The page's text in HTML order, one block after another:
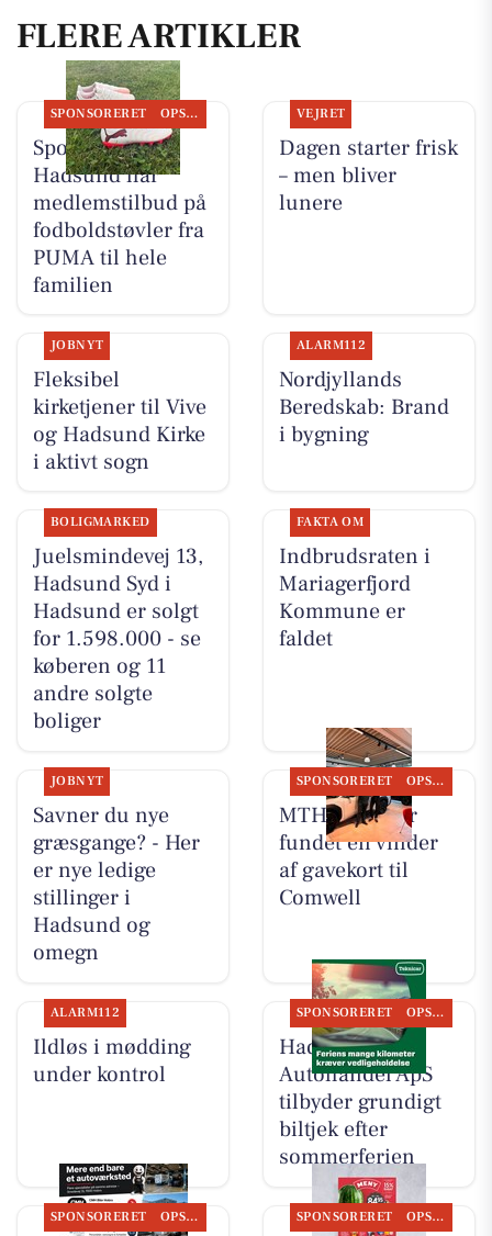
FLERE ARTIKLER
SPONSORERET OPSLAGSTAVLEN
Sportigan
Hadsund har
medlemstilbud på
fodboldstøvler fra
PUMA til hele
familien
VEJRET
Dagen starter frisk
– men bliver
lunere
JOBNYT
Fleksibel
kirketjener til Vive
og Hadsund Kirke
i aktivt sogn
ALARM112
Nordjyllands
Beredskab: Brand
i bygning
BOLIGMARKED
Juelsmindevej 13,
Hadsund Syd i
Hadsund er solgt
for 1.598.000 - se
køberen og 11
andre solgte
boliger
FAKTA OM
Indbrudsraten i
Mariagerfjord
Kommune er
faldet
JOBNYT
Savner du nye
græsgange? - Her
er nye ledige
stillinger i
Hadsund og
omegn
SPONSORERET OPSLAGSTAVLEN
MTH Biler har
fundet en vinder
af gavekort til
Comwell
ALARM112
Ildløs i mødding
under kontrol
SPONSORERET OPSLAGSTAVLEN
Hadsund
Autohandel ApS
tilbyder grundigt
biltjek efter
sommerferien
SPONSORERET OPSLAGSTAVLEN SPONSORERET OPSLAGSTAVLEN